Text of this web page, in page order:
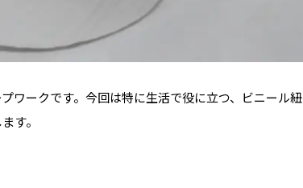
ワークです。今回は特に生活で役に立つ、ビニール紐
す。